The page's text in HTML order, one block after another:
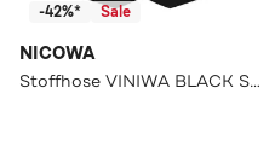
-42%* Sale
NICOWA
Stoffhose VINIWA BLACK Straight